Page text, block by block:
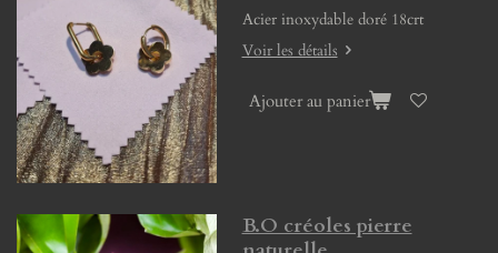
Acier inoxydable doré 18crt
Voir les détails
Ajouter au panier
B.O créoles pierre